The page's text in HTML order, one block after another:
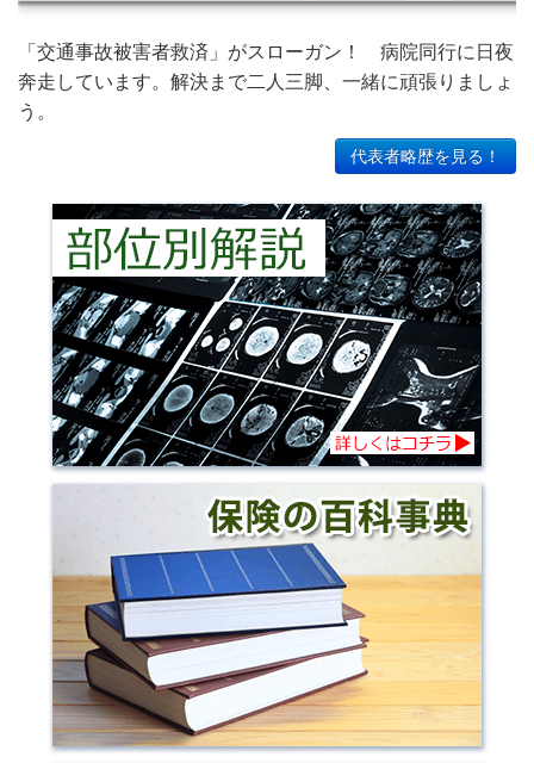
「交通事故被害者救済」がスローガン！ 病院同行に日夜
奔走しています。解決まで二人三脚、一緒に頑張りましょ
う。
代表者略歴を見る！